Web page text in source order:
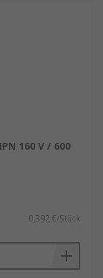
160 V / 600
0,392 €/Stück